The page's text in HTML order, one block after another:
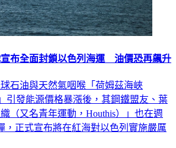
布全面封鎖以色列海運 油價恐再飆升
石油與天然氣咽喉「荷姆茲海峽
」引發能源價格暴漲後，其鋼鐵盟友、葉
（又名青年運動，Houthis）」也在週
，正式宣布將在紅海對以色列實施嚴厲